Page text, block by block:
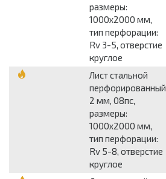
размеры:
1000x2000 мм,
тип перфорации:
Rv 3-5, отверстие
круглое
Лист стальной
перфорированный
2 мм, 08пс,
размеры:
1000x2000 мм,
тип перфорации:
Rv 5-8, отверстие
круглое